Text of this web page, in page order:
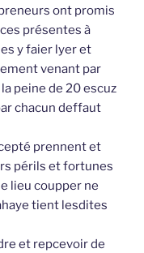
ont promis
présentes à
y faier lyer et
venant par
peine de 20 escuz
chacun deffaut
prennent et
périls et fortunes
lieu coupper ne
tient lesdites
et repcevoir de